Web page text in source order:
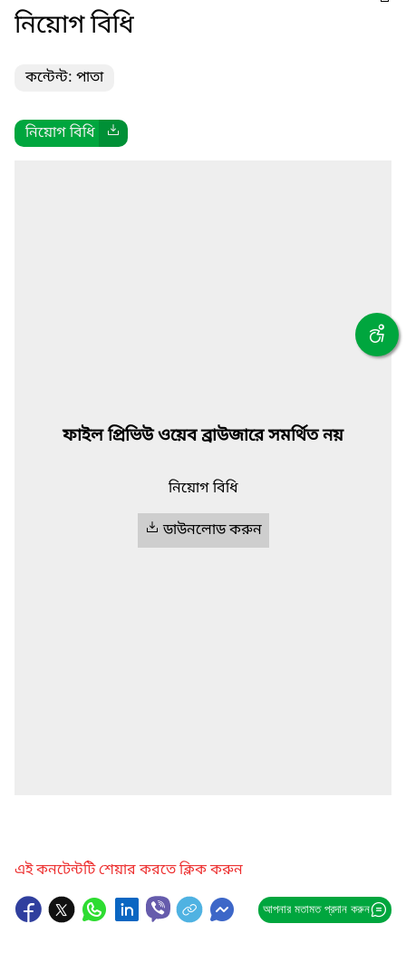
নিয়োগ বিধি
কন্টেন্ট: পাতা
নিয়োগ বিধি
ফাইল প্রিভিউ ওয়েব ব্রাউজারে সমর্থিত নয়
নিয়োগ বিধি
ডাউনলোড করুন
এই কনটেন্টটি শেয়ার করতে ক্লিক করুন
আপনার মতামত প্রদান করুন